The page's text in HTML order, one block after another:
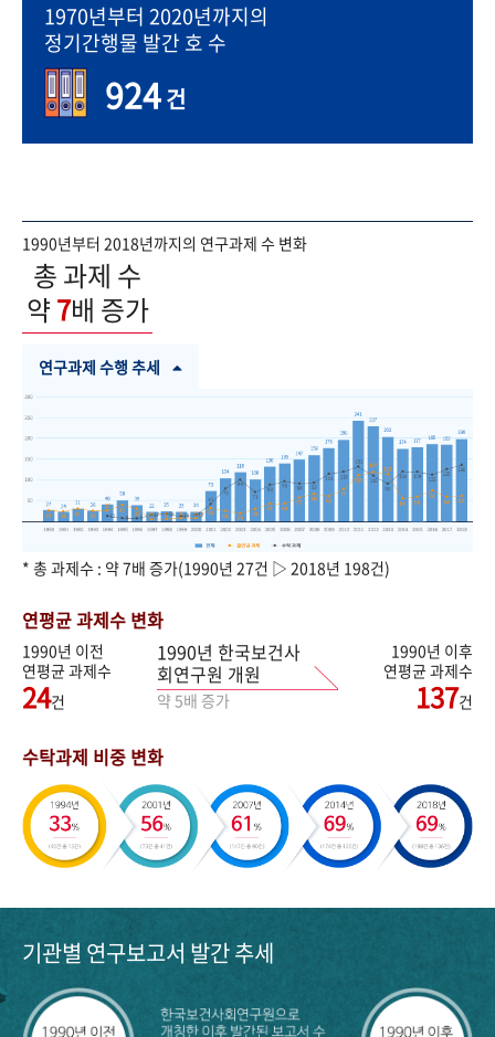
1970년부터 2020년까지의
정기간행물 발간 호 수
924건
1990년부터 2018년까지의 연구과제 수 변화
총 과제 수
약7배 증가
연구과제 수행 추세
* 총 과제수 : 약 7배 증가(1990년 27건 ▷ 2018년 198건)
연평균 과제수 변화
1990년 이전
연평균 과제수
24건
1990년 한국보건사
회연구원 개원
약 5배 증가
1990년 이후
연평균 과제수
137건
수탁과제 비중 변화
기관별 연구보고서 발간 추세